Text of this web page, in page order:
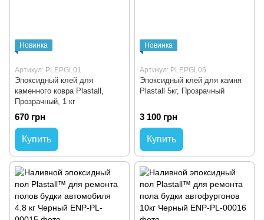
Новинка
Артикул: PLEPGL01
Эпоксидный клей для
каменного ковра Plastall,
Прозрачный, 1 кг
670 грн
Купить
Новинка
Артикул: PLEPGL05
Эпоксидный клей для камня
Plastall 5кг, Прозрачный
3 100 грн
Купить